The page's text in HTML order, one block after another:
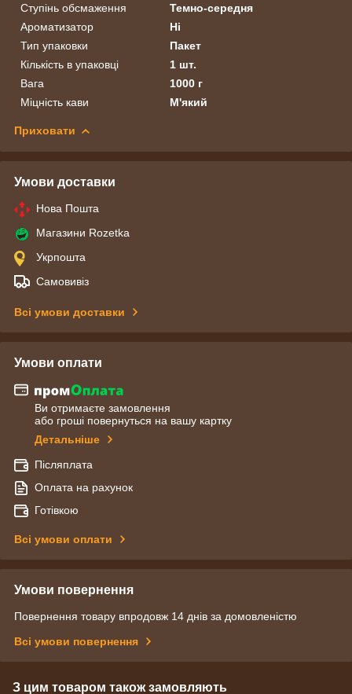
Ступінь обсмаження
Темно-середня
Ароматизатор
Ні
Тип упаковки
Пакет
Кількість в упаковці
1 шт.
Вага
1000 г
Міцність кави
М'який
Приховати
Умови доставки
Нова Пошта
Магазини Rozetka
Укрпошта
Самовивіз
Всі умови доставки
Умови оплати
Ви отримаєте замовлення
або гроші повернуться на вашу картку
Детальніше
Післяплата
Оплата на рахунок
Готівкою
Всі умови оплати
Умови повернення
Повернення товару впродовж 14 днів за домовленістю
Всі умови повернення
З цим товаром також замовляють